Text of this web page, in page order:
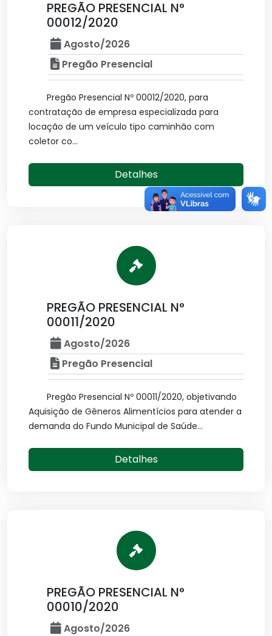
PREGÃO PRESENCIAL N°
00012/2020
Agosto/2026
Pregão Presencial
Pregão Presencial Nº 00012/2020, para
contratação de empresa especializada para
locação de um veículo tipo caminhão com
coletor co...
Detalhes
PREGÃO PRESENCIAL N°
00011/2020
Agosto/2026
Pregão Presencial
Pregão Presencial Nº 00011/2020, objetivando
Aquisição de Gêneros Alimentícios para atender a
demanda do Fundo Municipal de Saúde...
Detalhes
PREGÃO PRESENCIAL N°
00010/2020
Agosto/2026